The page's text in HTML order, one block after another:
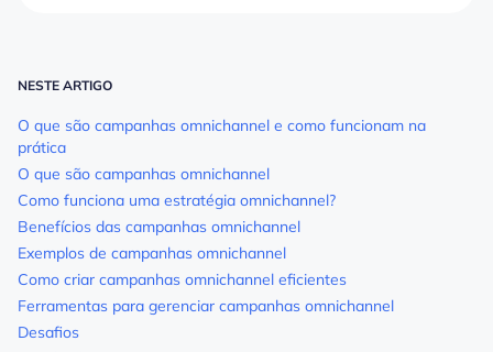
NESTE ARTIGO
O que são campanhas omnichannel e como funcionam na
prática
O que são campanhas omnichannel
Como funciona uma estratégia omnichannel?
Benefícios das campanhas omnichannel
Exemplos de campanhas omnichannel
Como criar campanhas omnichannel eficientes
Ferramentas para gerenciar campanhas omnichannel
Desafios